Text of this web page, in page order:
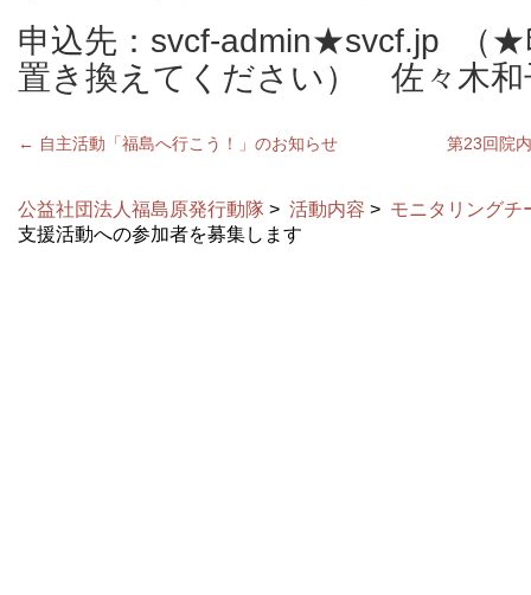
申込先：svcf-admin★svcf.jp （★
置き換えてください） 佐々木和
← 自主活動「福島へ行こう！」のお知らせ 第23回院
公益社団法人福島原発行動隊 > 活動内容 > モニタリングチ
支援活動への参加者を募集します